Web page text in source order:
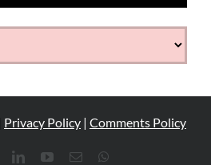
Privacy Policy | Comments Policy
TwitterLinkedInYouTube
Email